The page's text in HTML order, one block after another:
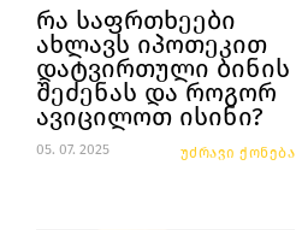
რა საფრთხეები
ახლავს იპოთეკით
დატვირთული ბინის
შეძენას და როგორ
ავიცილოთ ისინი?
05. 07. 2025 უძრავი ქონება